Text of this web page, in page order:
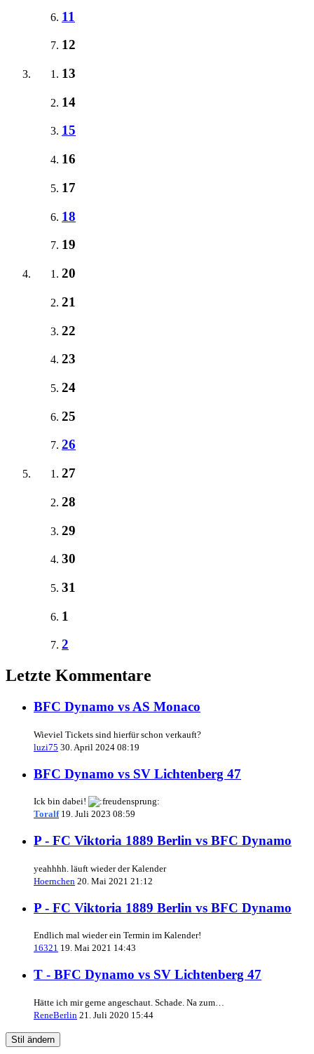
11
12
13
14
15
16
17
18
19
20
21
22
23
24
25
26
27
28
29
30
31
1
2
Letzte Kommentare
BFC Dynamo vs AS Monaco
Wieviel Tickets sind hierfür schon verkauft?
luzi75 30. April 2024 08:19
BFC Dynamo vs SV Lichtenberg 47
Ick bin dabei!
Toralf 19. Juli 2023 08:59
P - FC Viktoria 1889 Berlin vs BFC Dynamo
yeahhhh. läuft wieder der Kalender
Hoernchen 20. Mai 2021 21:12
P - FC Viktoria 1889 Berlin vs BFC Dynamo
Endlich mal wieder ein Termin im Kalender!
16321 19. Mai 2021 14:43
T - BFC Dynamo vs SV Lichtenberg 47
Hätte ich mir gerne angeschaut. Schade. Na zum…
ReneBerlin 21. Juli 2020 15:44
Stil ändern